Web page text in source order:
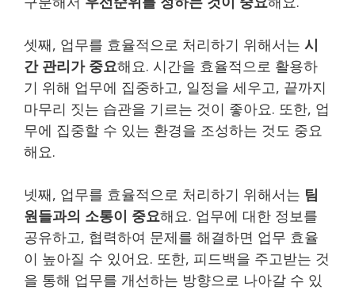
셋째, 업무를 효율적으로 처리하기 위해서는 시
간 관리가 중요해요. 시간을 효율적으로 활용하
기 위해 업무에 집중하고, 일정을 세우고, 끝까지
마무리 짓는 습관을 기르는 것이 좋아요. 또한, 업
무에 집중할 수 있는 환경을 조성하는 것도 중요
해요.
넷째, 업무를 효율적으로 처리하기 위해서는 팀
원들과의 소통이 중요해요. 업무에 대한 정보를
공유하고, 협력하여 문제를 해결하면 업무 효율
이 높아질 수 있어요. 또한, 피드백을 주고받는 것
을 통해 업무를 개선하는 방향으로 나아갈 수 있